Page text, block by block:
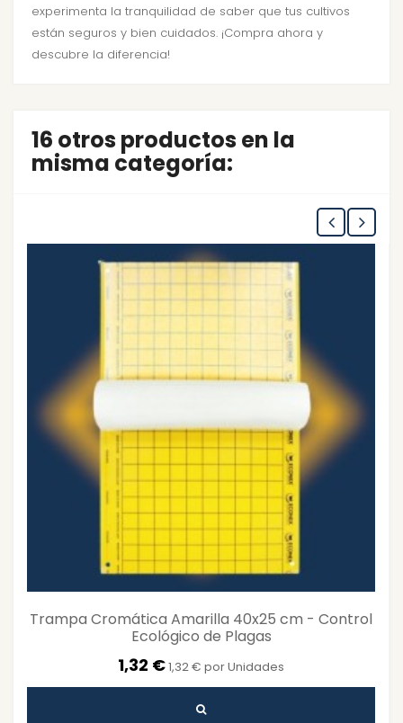
experimenta la tranquilidad de saber que tus cultivos
están seguros y bien cuidados. ¡Compra ahora y
descubre la diferencia!
16 otros productos en la
misma categoría:
Trampa Cromática Amarilla 40x25 cm - Control
Ecológico de Plagas
1,32 €1,32 € por Unidades